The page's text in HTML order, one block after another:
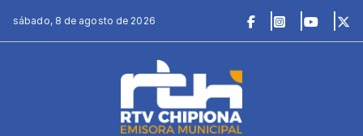
sábado, 8 de agosto de 2026